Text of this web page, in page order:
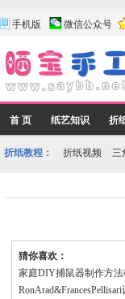
手机版 微信公众号
首 页 纸艺知识 折
折纸教程： 折纸视频 三
猜你喜欢：
家庭DIY捕鼠器制作方法